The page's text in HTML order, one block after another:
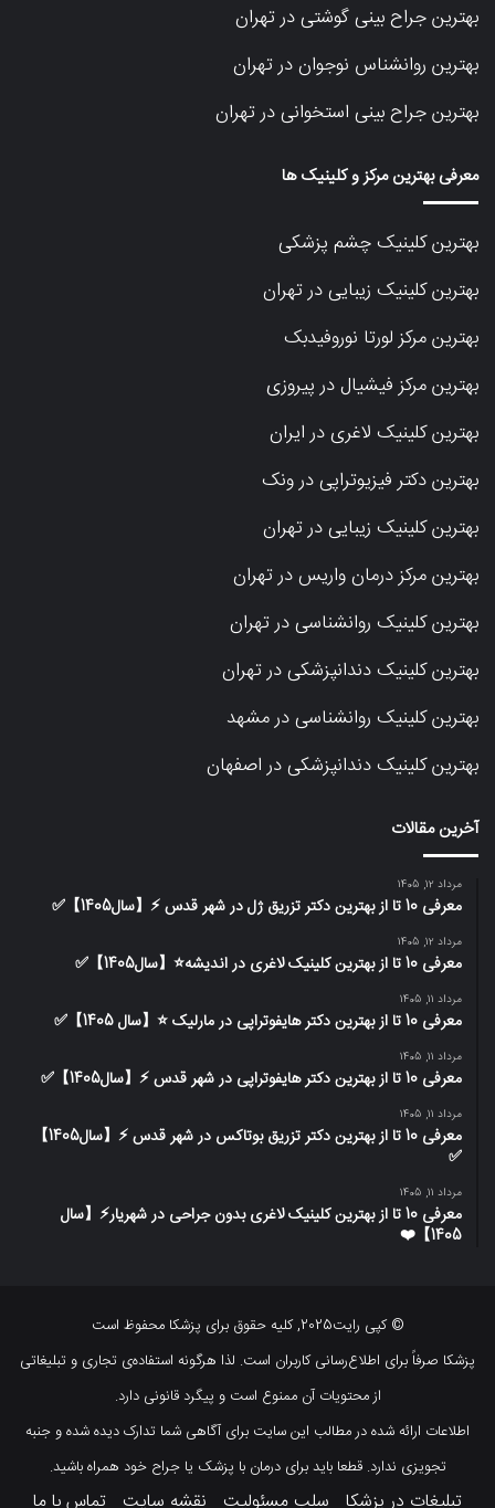
بهترین جراح بینی گوشتی در تهران
بهترین روانشناس نوجوان در تهران
بهترین جراح بینی استخوانی در تهران
معرفی بهترین مرکز و کلینیک ها
بهترین کلینیک چشم پزشکی
بهترین کلینیک زیبایی در تهران
بهترین مرکز لورتا نوروفیدبک
بهترین مرکز فیشیال در پیروزی
بهترین کلینیک لاغری در ایران
بهترین دکتر فیزیوتراپی در ونک
بهترین کلینیک زیبایی در تهران
بهترین مرکز درمان واریس در تهران
بهترین کلینیک روانشناسی در تهران
بهترین کلینیک دندانپزشکی در تهران
بهترین کلینیک روانشناسی در مشهد
بهترین کلینیک دندانپزشکی در اصفهان
آخرین مقالات
مرداد 12, 1405
معرفی 10 تا از بهترین دکتر تزریق ژل در شهر قدس ⚡️【سال1405】✅
مرداد 12, 1405
معرفی 10 تا از بهترین کلینیک لاغری در اندیشه⭐【سال1405】✅
مرداد 11, 1405
معرفی 10 تا از بهترین دکتر هایفوتراپی در مارلیک ⭐【سال 1405】✅
مرداد 11, 1405
معرفی 10 تا از بهترین دکتر هایفوتراپی در شهر قدس ⚡️【سال1405】✅
مرداد 11, 1405
معرفی 10 تا از بهترین دکتر تزریق بوتاکس در شهر قدس ⚡️【سال1405】
✅
مرداد 11, 1405
معرفی 10 تا از بهترین کلینیک لاغری بدون جراحی در شهریار⚡【سال
1405】❤️
© کپی رایت2025, کلیه حقوق برای پزشکا محفوظ است
پزشکا صرفاً برای اطلاع‌رسانی کاربران است. لذا هرگونه استفاده‌ی تجاری و تبلیغاتی
از محتویات آن ممنوع است و پیگرد قانونی دارد.
اطلاعات ارائه شده در مطالب این سایت برای آگاهی شما تدارک دیده شده و جنبه
تجویزی ندارد. قطعا باید برای درمان با پزشک یا جراح خود همراه باشید.
تبلیغات در پزشکا سلب مسئولیت نقشه سایت تماس با ما